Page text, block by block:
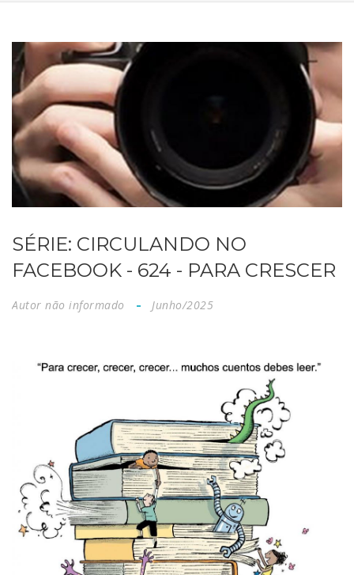
SÉRIE: CIRCULANDO NO
FACEBOOK - 624 - PARA CRESCER
Autor não informado Junho/2025